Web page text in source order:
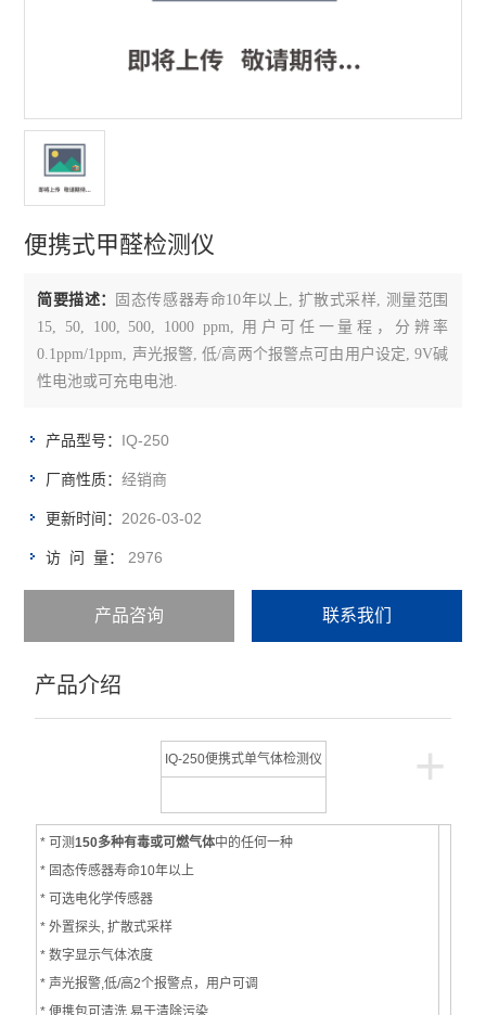
氢气检测仪
氧气检测仪
臭氧检测仪
甲醛检测仪
查看全部 >>
便携式甲醛检测仪
简要描述：
固态传感器寿命10年以上, 扩散式采样, 测量范围
15, 50, 100, 500, 1000 ppm, 用户可任一量程，分辨率
0.1ppm/1ppm, 声光报警, 低/高两个报警点可由用户设定, 9V碱
性电池或可充电电池.
产品型号： IQ-250
厂商性质：经销商
更新时间：2026-03-02
访 问 量：2976
产品咨询 联系我们
产品介绍
+
IQ-250便携式单气体检测仪
* 可测150多种有毒或可燃气体中的任何一种
* 固态传感器寿命10年以上
* 可选电化学传感器
* 外置探头, 扩散式采样
* 数字显示气体浓度
* 声光报警,低/高2个报警点，用户可调
* 便携包可清洗,易于清除污染